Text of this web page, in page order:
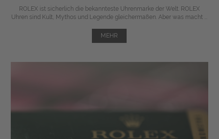
ROLEX ist sicherlich die bekannteste Uhrenmarke der Welt. ROLEX
Uhren sind Kult, Mythos und Legende gleichermaßen. Aber was macht ...
MEHR